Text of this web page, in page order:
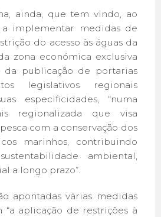
ainda, que tem vindo, ao
a implementar medidas de
do acesso às águas da
zona económica exclusiva
da publicação de portarias
legislativos regionais
especificidades, “numa
regionalizada que visa
com a conservação dos
marinhos, contribuindo
ambiental,
a longo prazo”.
apontadas várias medidas
“a aplicação de restrições à